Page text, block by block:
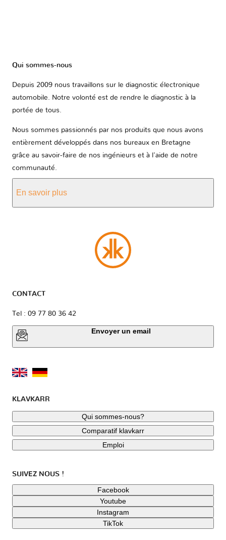
Qui sommes-nous
Depuis 2009 nous travaillons sur le diagnostic électronique
automobile. Notre volonté est de rendre le diagnostic à la
portée de tous.
Nous sommes passionnés par nos produits que nous avons
entièrement développés dans nos bureaux en Bretagne
grâce au savoir-faire de nos ingénieurs et à l'aide de notre
communauté.
En savoir plus
CONTACT
Tel : 09 77 80 36 42
Envoyer un email
KLAVKARR
Qui sommes-nous?
Comparatif klavkarr
Emploi
SUIVEZ NOUS !
Facebook
Youtube
Instagram
TikTok